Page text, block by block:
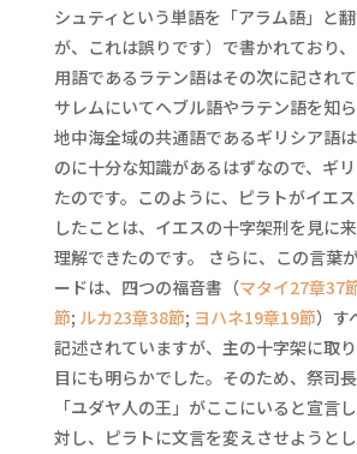
シュティという単語を「アラム語」と
が、これは誤りです）で書かれており
用語であるラテン語はその次に記され
サレムにいてヘブル語やラテン語を知
地中海全域の共通語であるギリシア語
のに十分な知識があるはずなので、ギ
たのです。このように、ピラトがイエ
したことは、イエスの十字架刑を見に
理解できたのです。 さらに、この言葉
ードは、四つの福音書（マタイ27章37
節; ルカ23章38節; ヨハネ19章19節）す
記述されていますが、主の十字架に取
目にも明らかでした。そのため、祭司
「ユダヤ人の王」がここにいると宣言
対し、ピラトに文言を変えさせようと